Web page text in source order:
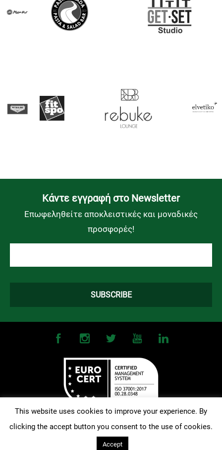
Kάντε εγγραφή στο Newsletter
Επωφεληθείτε αποκλειστικές και μοναδικές
προσφορές!
©2026OMONOIA FC. All Rights Reserved | Terms and Conditions|
| Designed and Developed by
This website uses cookies to improve your experience. By
clicking the accept button you consent to the use of cookies.
Accept